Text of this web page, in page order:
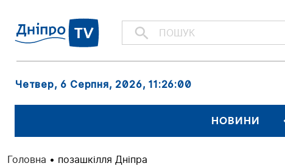
Четвер, 6 Серпня, 2026, 11:26:00
НОВИНИ
Головна • позашкілля Дніпра